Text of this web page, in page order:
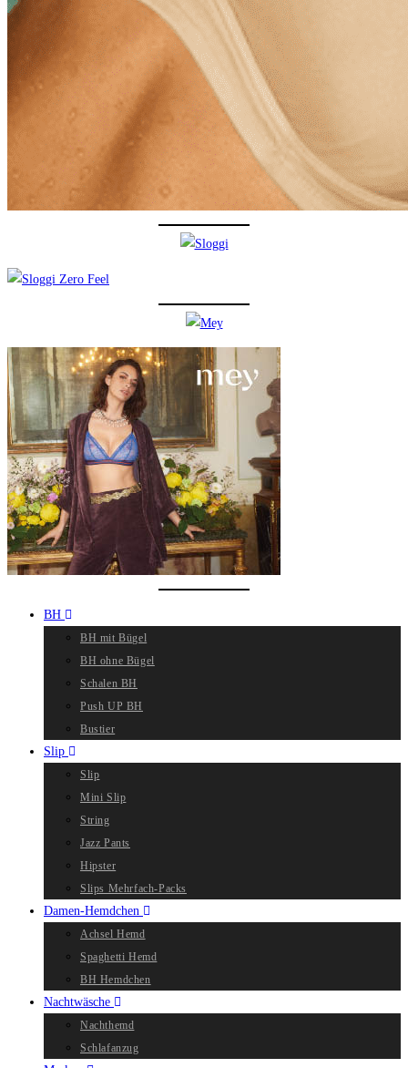
BH
BH mit Bügel
BH ohne Bügel
Schalen BH
Push UP BH
Bustier
Slip
Slip
Mini Slip
String
Jazz Pants
Hipster
Slips Mehrfach-Packs
Damen-Hemdchen
Achsel Hemd
Spaghetti Hemd
BH Hemdchen
Nachtwäsche
Nachthemd
Schlafanzug